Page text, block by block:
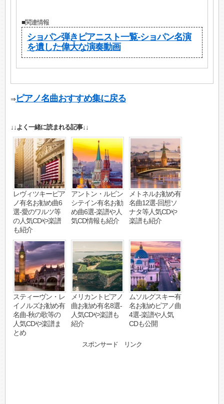
■関連情報
ショパン弾きピアニスト一覧-ショパン名演
を遺した偉大な演奏動画
⇒ピアノ名曲おすすめ集に戻る
↓↓よく一緒に読まれる記事↓↓
レヴィツキーピア
ノ有名お勧め曲6
選-愛のワルツ等
の人気CDや楽譜
も紹介
アントン・ルビン
シテイン有名お勧
め曲6選-楽譜や人
気CD情報も紹介
メトネルお勧め有
名曲12選-回想ソ
ナタ等人気CDや
楽譜も紹介
スティーヴン・レ
イノルズお勧め有
名曲-秋の歌等の
人気CDや楽譜ま
とめ
メリカントピアノ
曲お勧め有名8選-
人気CDや楽譜も
紹介
ムソルグスキー有
名お勧めピアノ曲
4選-楽譜や人気
CDも公開
スポンサード リンク